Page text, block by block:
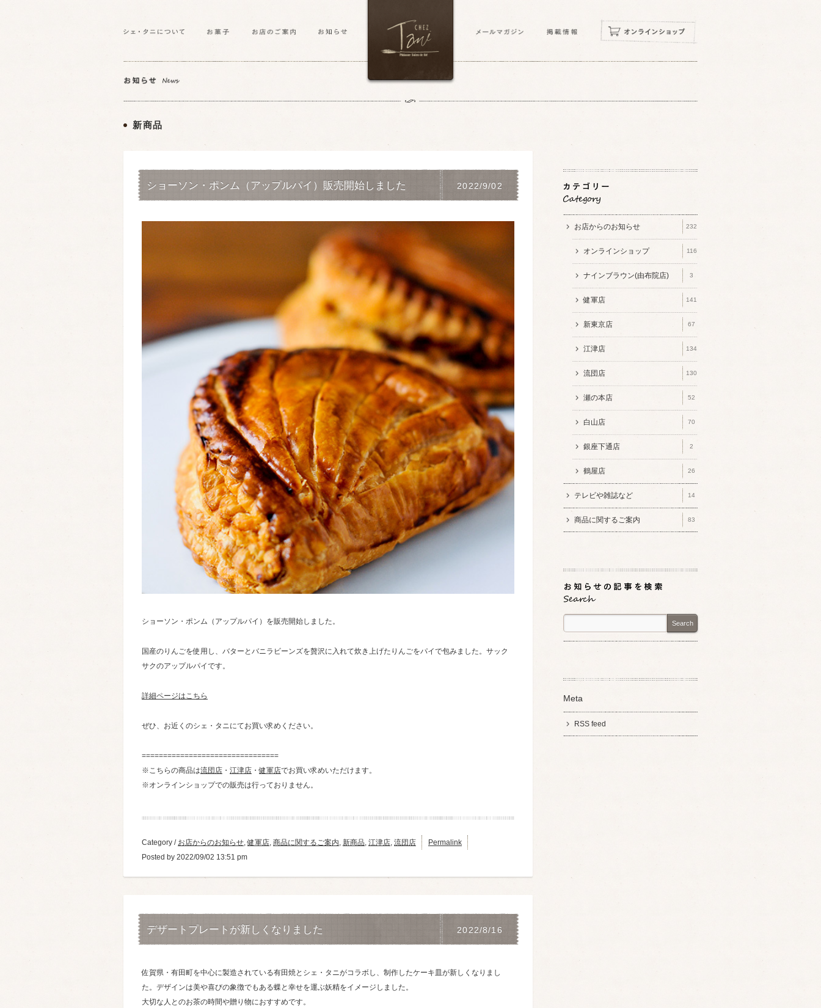
新商品
ショーソン・ポンム（アップルパイ）販売開始しました 2022/9/02
ショーソン・ポンム（アップルパイ）を販売開始しました。
国産のりんごを使用し、バターとバニラビーンズを贅沢に入れて炊き上げたりんごをパイで包みました。サック
サクのアップルパイです。
詳細ページはこちら
ぜひ、お近くのシェ・タニにてお買い求めください。
================================
※こちらの商品は流団店 ・ 江津店 ・健軍店でお買い求めいただけます。
※オンラインショップでの販売は行っておりません。
Category / お店からのお知らせ,健軍店, 商品に関するご案内, 新商品, 江津店, 流団店
Permalink
Posted by 2022/09/02 13:51 pm
デザートプレートが新しくなりました 2022/8/16
佐賀県・有田町を中心に製造されている有田焼とシェ・タニがコラボし、制作したケーキ皿が新しくなりまし
た。デザインは美や喜びの象徴でもある蝶と幸せを運ぶ妖精をイメージしました。
大切な人とのお茶の時間や贈り物におすすめです。
お店からのお知らせ 232
オンラインショップ 116
ナインブラウン(由布院店) 3
健軍店 141
新東京店 67
江津店 134
流団店 130
瀬の本店 52
白山店 70
銀座下通店 2
鶴屋店 26
テレビや雑誌など 14
商品に関するご案内 83
Search
Meta
RSS feed